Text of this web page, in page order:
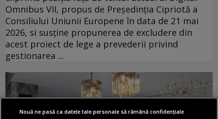
Omnibus VII, propus de Președinția Cipriotă a
Consiliului Uniunii Europene în data de 21 mai
2026, si susține propunerea de excludere din
acest proiect de lege a prevederii privind
gestionarea ...
Nouă ne pasă ca datele tale personale să rămână confidențiale